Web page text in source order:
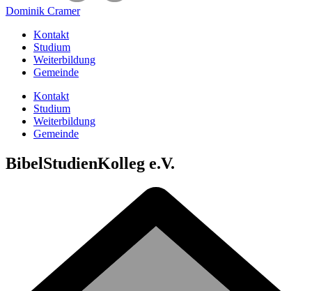
Dominik Cramer
Kontakt
Studium
Weiterbildung
Gemeinde
Kontakt
Studium
Weiterbildung
Gemeinde
BibelStudienKolleg e.V.